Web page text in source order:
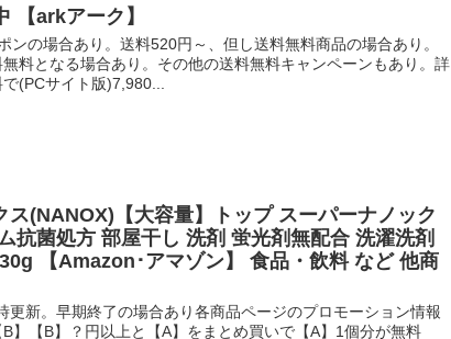
【arkアーク】
の場合あり。送料520円～、但し送料無料商品の場合あり。
料となる場合あり。その他の送料無料キャンペーンもあり。詳
(PCサイト版)7,980...
ス(NANOX)【大容量】トップ スーパーナノック
抗菌処方 部屋干し 洗剤 蛍光剤無配合 洗濯洗剤
【Amazon･アマゾン】 食品・飲料 など 他商
更新。早期終了の場合あり各商品ページのプロモーション情報
】【B】？円以上と【A】をまとめ買いで【A】1個分が無料